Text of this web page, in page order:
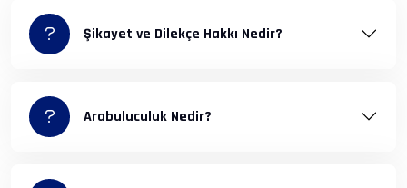
Şikayet ve Dilekçe Hakkı Nedir?
Arabuluculuk Nedir?